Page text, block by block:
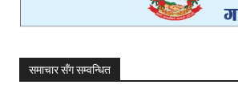
समाचार सँग सम्वन्धित